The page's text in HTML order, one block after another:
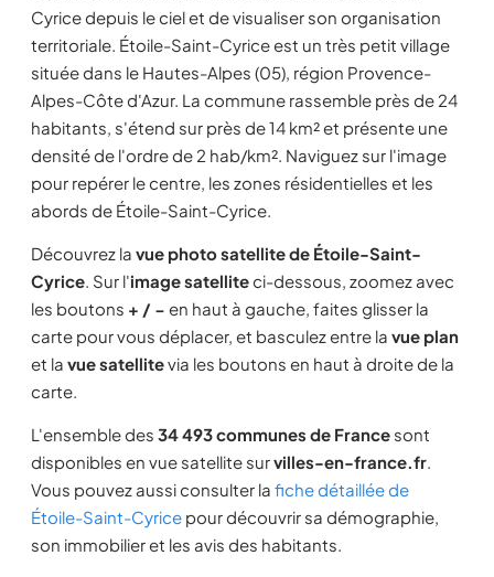
Cyrice depuis le ciel et de visualiser son organisation
territoriale. Étoile-Saint-Cyrice est un très petit village
située dans le Hautes-Alpes (05), région Provence-
Alpes-Côte d'Azur. La commune rassemble près de 24
habitants, s'étend sur près de 14 km² et présente une
densité de l'ordre de 2 hab/km². Naviguez sur l'image
pour repérer le centre, les zones résidentielles et les
abords de Étoile-Saint-Cyrice.
Découvrez la vue photo satellite de Étoile-Saint-
Cyrice. Sur l'image satelliteci-dessous, zoomez avec
les boutons + / − en haut à gauche, faites glisser la
carte pour vous déplacer, et basculez entre la vue plan
et la vue satellitevia les boutons en haut à droite de la
carte.
L'ensemble des 34 493 communes de France sont
disponibles en vue satellite survilles-en-france.fr.
Vous pouvez aussi consulter la fiche détaillée de
Étoile-Saint-Cyrice pour découvrir sa démographie,
son immobilier et les avis des habitants.